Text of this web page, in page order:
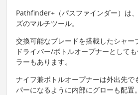
Pathfinder+（パスファインダー）は
ズのマルチツール。
交換可能なブレードを搭載したシャ
ドライバー/ボトルオープナーとして
ラーもあります。
ナイフ兼ボトルオープナーは外出先
パーになるように内部にグローも配置。